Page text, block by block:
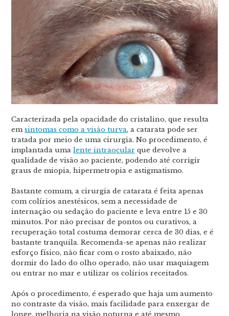
Caracterizada pela opacidade do cristalino, que resulta
emsintomas como a visão turva, a catarata pode ser
tratada por meio de uma cirurgia. No procedimento, é
implantada umalente intraocular que devolve a
qualidade de visão ao paciente, podendo até corrigir
graus de miopia, hipermetropia e astigmatismo.
Bastante comum, a cirurgia de catarata é feita apenas
com colírios anestésicos, sem a necessidade de
internação ou sedação do paciente e leva entre 15 e 30
minutos. Por não precisar de pontos ou curativos, a
recuperação total costuma demorar cerca de 30 dias, e é
bastante tranquila. Recomenda-se apenas não realizar
esforço físico, não ficar com o rosto abaixado, não
dormir do lado do olho operado, não usar maquiagem
ou entrar no mar e utilizar os colírios receitados.
Após o procedimento, é esperado que haja um aumento
no contraste da visão, mais facilidade para enxergar de
longe, melhoria na visão noturna e até mesmo